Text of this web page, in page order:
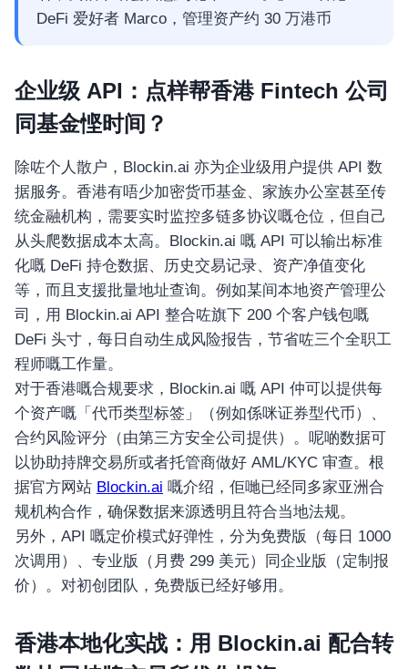
อุปกรณ์เพื่อความบันเทิง
อุปกรณ์เพื่อความบันเทิง
หูฟัง
ลำโพง
โทรทัศน์
สินค้าตามแบรนด์
DeFi 爱好者 Marco，管理资产约 30 万港币
企业级 API：点样帮香港 Fintech 公司
同基金悭时间？
除咗个人散户，Blockin.ai 亦为企业级用户提供 API 数
据服务。香港有唔少加密货币基金、家族办公室甚至传
统金融机构，需要实时监控多链多协议嘅仓位，但自己
从头爬数据成本太高。Blockin.ai 嘅 API 可以输出标准
化嘅 DeFi 持仓数据、历史交易记录、资产净值变化
等，而且支援批量地址查询。例如某间本地资产管理公
司，用 Blockin.ai API 整合咗旗下 200 个客户钱包嘅
DeFi 头寸，每日自动生成风险报告，节省咗三个全职工
程师嘅工作量。
对于香港嘅合规要求，Blockin.ai 嘅 API 仲可以提供每
个资产嘅「代币类型标签」（例如係咪证券型代币）、
合约风险评分（由第三方安全公司提供）。呢啲数据可
以协助持牌交易所或者托管商做好 AML/KYC 审查。根
据官方网站 Blockin.ai 嘅介绍，佢哋已经同多家亚洲合
规机构合作，确保数据来源透明且符合当地法规。
另外，API 嘅定价模式好弹性，分为免费版（每日 1000
次调用）、专业版（月费 299 美元）同企业版（定制报
价）。对初创团队，免费版已经好够用。
香港本地化实战：用 Blockin.ai 配合转